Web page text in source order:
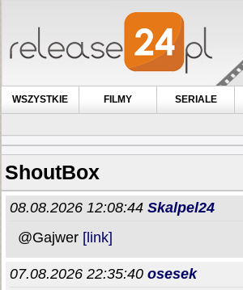
WSZYSTKIE FILMY SERIALE
ShoutBox